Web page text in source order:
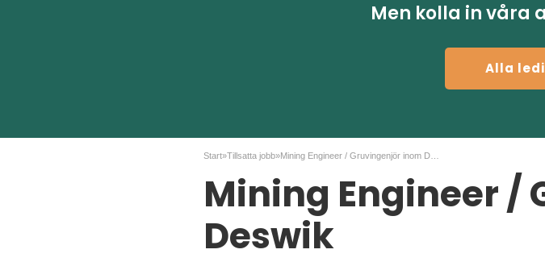
Men kolla in våra
Alla
Start»Tillsatta jobb»
Mining Engineer /
Deswik